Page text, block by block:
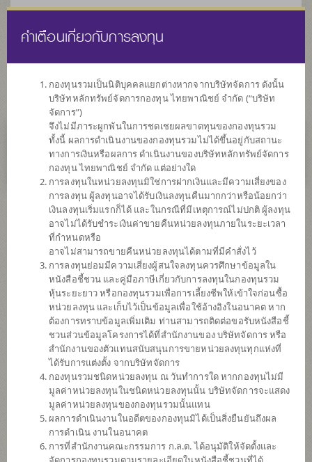
หน้าแรก รายการกองทุน ข้อมูลกองทุน
ไม่พบข้อมูล / Not found
กองทุน
ที่น่าสนใจ
SCBRF(R)
กองทุนเปิดไทยพาณิชย์เกษียณสุข
(ตราสารหนี้) (ชนิดรับซื้อคืนอัตโนมัติ)
SCBGHC
กองทุนเปิดไทยพาณิชย์หุ้นโกลบอล
เฮลธ์แคร์ (ชนิดจ่ายเงินปันผล)
คำเตือนเกี่ยวกับการลงทุน
กองทุนรวมเป็นนิติบุคคลแยกต่างหากจากบริษัทจัดการ ดังนั้น
บริษัทหลักทรัพย์จัดการกองทุน ไทยพาณิชย์ จำกัด (“บริษัท
จัดการ”)
จึงไม่มีภาระผูกพันในการชดเชยผลขาดทุนของกองทุนรวม
ทั้งนี้ ผลการดำเนินงานของกองทุนรวมไม่ได้ขึ้นอยู่กับสถานะ
ทางการเงินหรือผลการ ดำเนินงานของบริษัทหลักทรัพย์จัดการ
กองทุน ไทยพาณิชย์ จำกัด แต่อย่างใด
การลงทุนในหน่วยลงทุนมิใช่การฝากเงินและมีความเสี่ยงของ
การลงทุน ผู้ลงทุนอาจได้รับเงินลงทุนคืนมากกว่าหรือน้อยกว่า
เงินลงทุนเริ่มแรกก็ได้ และในกรณีที่มีเหตุการณ์ไม่ปกติ ผู้ลงทุน
อาจไม่ได้รับชำระเงินค่าขายคืนหน่วยลงทุนภายในระยะเวลา
ที่กำหนดหรือ
อาจไม่สามารถขายคืนหน่วยลงทุนได้ตามที่มีคำสั่งไว้
การลงทุนย่อมมีความเสี่ยงผู้สนใจลงทุนควรศึกษาข้อมูลใน
หนังสือชี้ชวน และคู่มือภาษีเกี่ยวกับการลงทุนในกองทุนรวม
หุ้นระยะยาว หรือกองทุนรวมเพื่อการเลี้ยงชีพให้เข้าใจก่อนซื้อ
หน่วยลงทุน และเก็บไว้เป็นข้อมูลเพื่อใช้อ้างอิงในอนาคต หาก
ต้องการทราบข้อมูลเพิ่มเติม ท่านสามารถติดต่อขอรับหนังสือชี้
ชวนส่วนข้อมูลโครงการได้ที่สำนักงานของ บริษัทจัดการ หรือ
สำนักงานของตัวแทนสนับสนุนการขายหน่วยลงทุนทุกแห่งที่
ได้รับการแต่งตั้ง จากบริษัทจัดการ
กองทุนรวมชนิดหน่วยลงทุน ณ วันทำการใด หากกองทุนไม่มี
มูลค่าหน่วยลงทุนในชนิดหน่วยลงทุนนั้น บริษัทจัดการจะแสดง
มูลค่าหน่วยลงทุนของกองทุนรวมนั้นแทน
ผลการดำเนินงานในอดีตของกองทุนมิได้เป็นสิ่งยืนยันถึงผล
การดำเนิน งานในอนาคต
การที่สำนักงานคณะกรรมการ ก.ล.ต. ได้อนุมัติให้จัดตั้งและ